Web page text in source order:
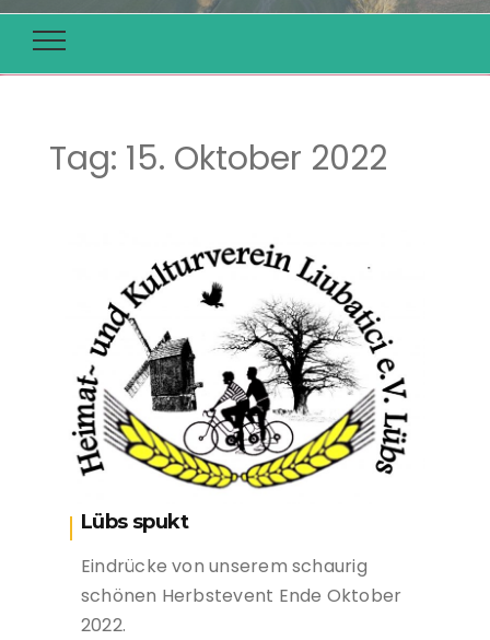
Tag: 15. Oktober 2022
Lübs spukt
Eindrücke von unserem schaurig
schönen Herbstevent Ende Oktober
2022.